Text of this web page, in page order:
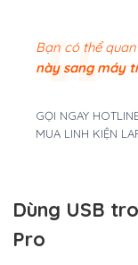
Bạn có thể
này sang máy
GỌI NGAY
MUA LINH KIỆN
Dùng USB
Pro